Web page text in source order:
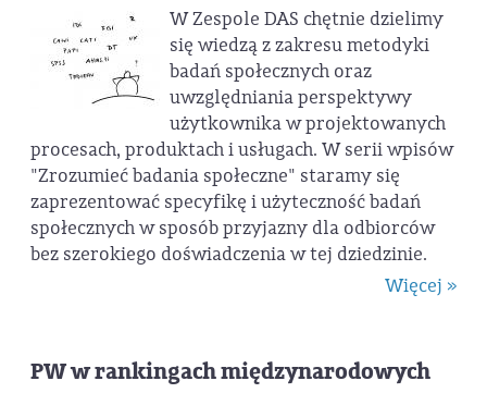
W Zespole DAS chętnie dzielimy
się wiedzą z zakresu metodyki
badań społecznych oraz
uwzględniania perspektywy
użytkownika w projektowanych
procesach, produktach i usługach. W serii wpisów
"Zrozumieć badania społeczne" staramy się
zaprezentować specyfikę i użyteczność badań
społecznych w sposób przyjazny dla odbiorców
bez szerokiego doświadczenia w tej dziedzinie.
Więcej »
PW w rankingach międzynarodowych